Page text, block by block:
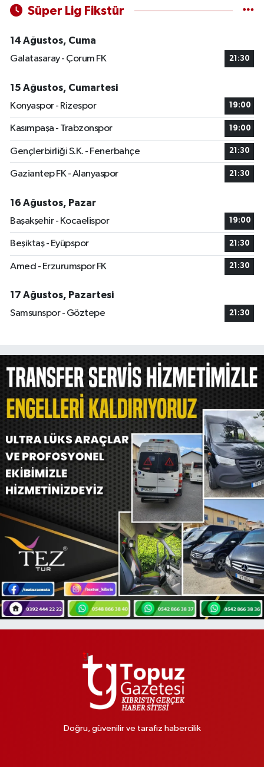
Süper Lig Fikstür
14 Ağustos, Cuma
Galatasaray - Çorum FK
21:30
15 Ağustos, Cumartesi
Konyaspor - Rizespor
19:00
Kasımpaşa - Trabzonspor 19:00
Gençlerbirliği S.K. - Fenerbahçe 21:30
Gaziantep FK - Alanyaspor 21:30
16 Ağustos, Pazar
Başakşehir - Kocaelispor
19:00
Beşiktaş - Eyüpspor 21:30
Amed - Erzurumspor FK 21:30
17 Ağustos, Pazartesi
Samsunspor - Göztepe
21:30
Doğru, güvenilir ve tarafız habercilik